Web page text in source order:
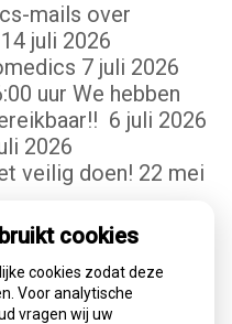
mails over
14 juli 2026
7 juli 2026
uur We hebben
6 juli 2026
2026
veilig doen! 22 mei
cookies
cookies zodat deze
Voor analytische
vragen wij uw